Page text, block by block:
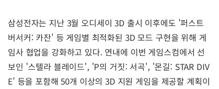
삼성전자는 지난 3월 오디세이 3D 출시 이후에도 '퍼스트
버서커: 카잔' 등 게임별 최적화된 3D 모드 구현을 위해 게
임사 협업을 강화하고 있다. 연내에 이번 게임스컴에서 선
보인 '스텔라 블레이드', 'P의 거짓: 서곡', '몬길: STAR DIV
E' 등을 포함해 50개 이상의 3D 지원 게임을 제공할 계획이